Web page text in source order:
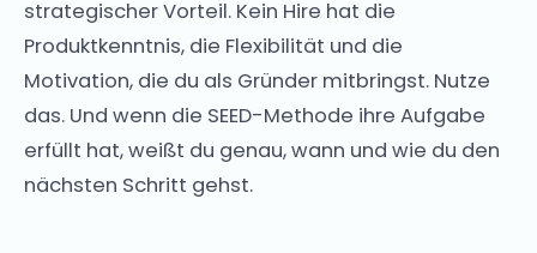
strategischer Vorteil. Kein Hire hat die
Produktkenntnis, die Flexibilität und die
Motivation, die du als Gründer mitbringst. Nutze
das. Und wenn die SEED-Methode ihre Aufgabe
erfüllt hat, weißt du genau, wann und wie du den
nächsten Schritt gehst.